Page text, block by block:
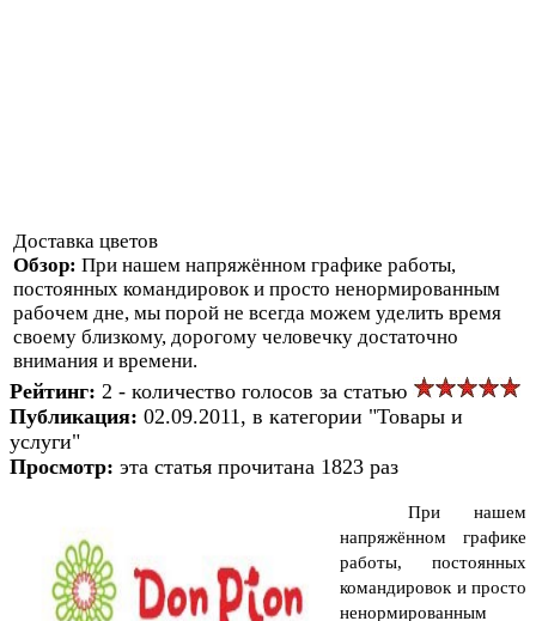
Доставка цветов
Обзор: При нашем напряжённом графике работы,
постоянных командировок и просто ненормированным
рабочем дне, мы порой не всегда можем уделить время
своему близкому, дорогому человечку достаточно
внимания и времени.
Рейтинг: 2 - количество голосов за статью
Публикация: 02.09.2011, в категории "Товары и
услуги"
Просмотр: эта статья прочитана 1823 раз
При нашем
напряжённом графике
работы, постоянных
командировок и просто
ненормированным